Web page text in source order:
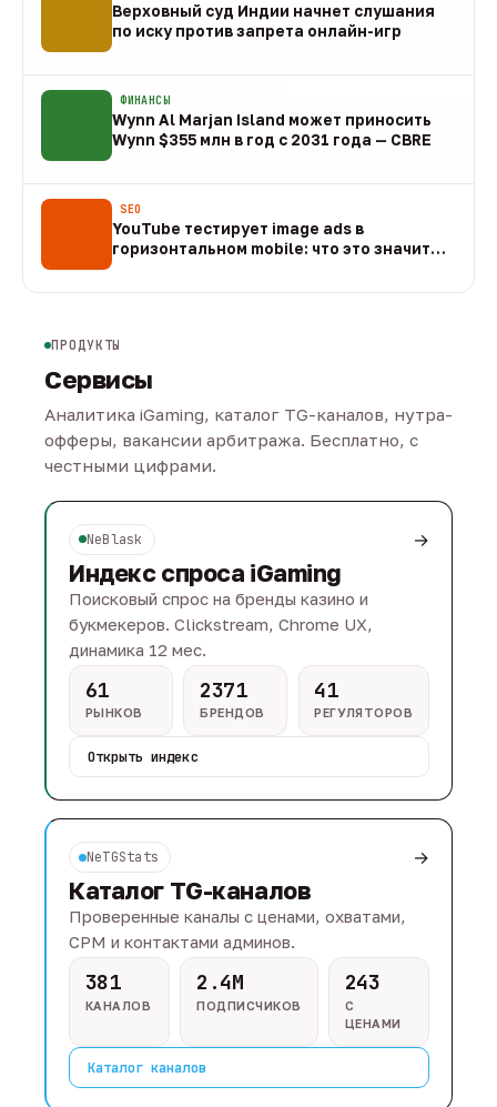
Верховный суд Индии начнет слушания
по иску против запрета онлайн-игр
ФИНАНСЫ
Wynn Al Marjan Island может приносить
Wynn $355 млн в год с 2031 года — CBRE
SEO
YouTube тестирует image ads в
горизонтальном mobile: что это значит
ПРОДУКТЫ
Сервисы
Аналитика iGaming, каталог TG-каналов, нутра-
офферы, вакансии арбитража. Бесплатно, с
честными цифрами.
NeBlask →
Индекс спроса iGaming
Поисковый спрос на бренды казино и
букмекеров. Clickstream, Chrome UX,
динамика 12 мес.
61
РЫНКОВ
2371
БРЕНДОВ
41
РЕГУЛЯТОРОВ
Открыть индекс
NeTGStats →
Каталог TG-каналов
Проверенные каналы с ценами, охватами,
CPM и контактами админов.
381
КАНАЛОВ
2.4M
ПОДПИСЧИКОВ
243
С
ЦЕНАМИ
Каталог каналов